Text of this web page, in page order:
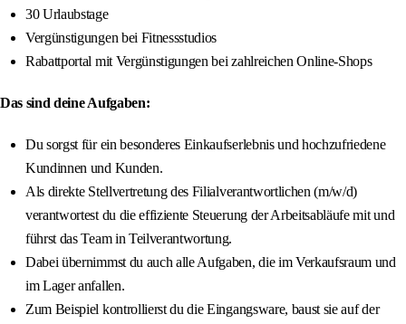
30 Urlaubstage
Vergünstigungen bei Fitnessstudios
Rabattportal mit Vergünstigungen bei zahlreichen Online-Shops
Das sind deine Aufgaben:
Du sorgst für ein besonderes Einkaufserlebnis und hochzufriedene
Kundinnen und Kunden.
Als direkte Stellvertretung des Filialverantwortlichen (m/w/d)
verantwortest du die effiziente Steuerung der Arbeitsabläufe mit und
führst das Team in Teilverantwortung.
Dabei übernimmst du auch alle Aufgaben, die im Verkaufsraum und
im Lager anfallen.
Zum Beispiel kontrollierst du die Eingangsware, baust sie auf der